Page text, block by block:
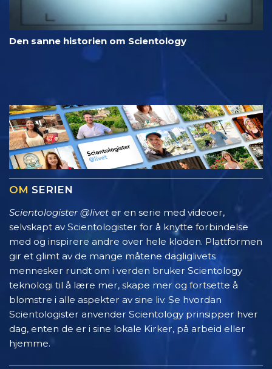
Den sanne historien om Scientology
OM SERIEN
Scientologister @livet er en serie med videoer,
selvskapt av Scientologister for å knytte forbindelse
med og inspirere andre over hele kloden. Plattformen
gir et glimt av de mange måtene dagliglivets
mennesker rundt om i verden bruker Scientology
teknologi til å lære mer, skape mer og fortsette å
blomstre i alle aspekter av sine liv. Se hvordan
Scientologister anvender Scientology prinsipper hver
dag, enten de er i sine lokale Kirker, på arbeid eller
hjemme.